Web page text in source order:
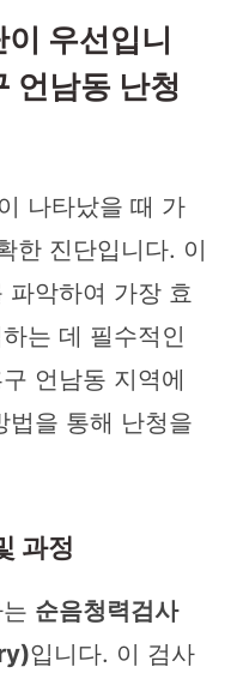
우선입니
언남동 난청
나타났을 때 가
한 진단입니다. 이
파악하여 가장 효
는 데 필수적인
언남동 지역에
법을 통해 난청을
과정
순음청력검사
입니다. 이 검사